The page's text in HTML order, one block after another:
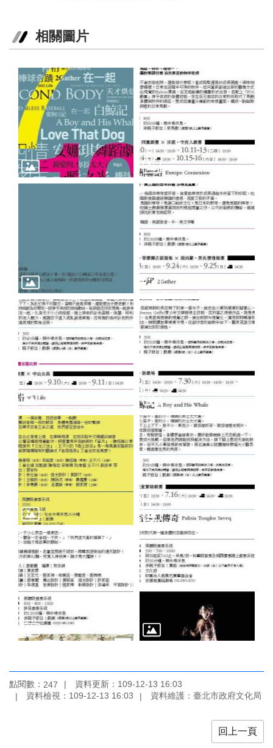
相關圖片
點閱數： 247
資料更新：109-12-13 16:03
資料檢視：109-12-13 16:03
資料維護：臺北市政府文化局
回上一頁